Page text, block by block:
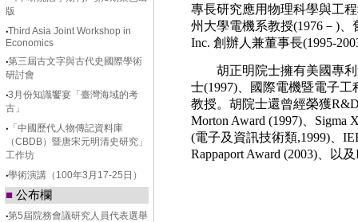
版
‧Third Asia Joint Workshop in
Economics
‧第三屆古文字與古代史國際學術
研討會
‧3月份知識饗宴「臺灣海域的考
古」
‧ 「中國歷代人物傳記資料庫
（CBDB）暨唐宋元明清史研究」
工作坊
‧學術演講（100年3月17-25日）
■ 公布欄
‧第5屆院務會議研究人員代表選舉
專長研究應用物理科學與工
州大學電機系教授(1976－)、
Inc. 創辦人兼董事長(1995-
胡正明院士擁有美國專
士(1997)、國際電機暨電子
教授。胡院士還曾經榮獲
Morton Award (1997)、
(電子及資訊技術類,1999)、
Rappaport Award (2003)、以